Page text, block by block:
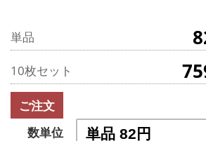
単品
10枚セット
ご注文
数単位